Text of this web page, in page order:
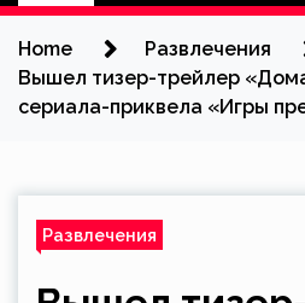
Home
Развлечения
Вышел тизер-трейлер
сериала-приквела «Игры
Развлечения